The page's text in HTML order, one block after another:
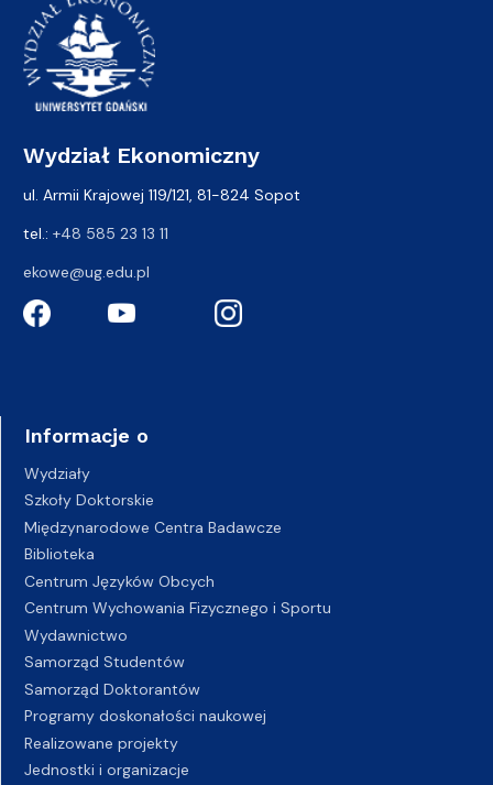
Wydział Ekonomiczny
ul. Armii Krajowej 119/121, 81-824 Sopot
tel.: +48 585 23 13 11
ekowe@ug.edu.pl
Informacje o
Wydziały
Szkoły Doktorskie
Międzynarodowe Centra Badawcze
Biblioteka
Centrum Języków Obcych
Centrum Wychowania Fizycznego i Sportu
Wydawnictwo
Samorząd Studentów
Samorząd Doktorantów
Programy doskonałości naukowej
Realizowane projekty
Jednostki i organizacje